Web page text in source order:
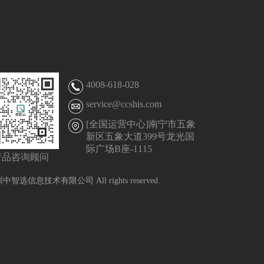
咨询顾问
4008-618-028
service@ccshis.com
[全国运营中心]南宁市五象
新区五象大道399号龙光国
际广场B座-1115
智选信息技术有限公司 All rights reserved.